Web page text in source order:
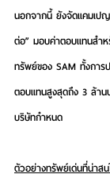
นอกจากนี้ ยังจัดแคมเปญ
ต่อ” มอบค่าตอบแทนสำ
ทรัพย์ของ SAM ทั้งการ
ตอบแทนสูงสุดถึง 3 ล้าน
บริษัทกำหนด
ตัวอย่างทรัพย์เด่นที่น่าส